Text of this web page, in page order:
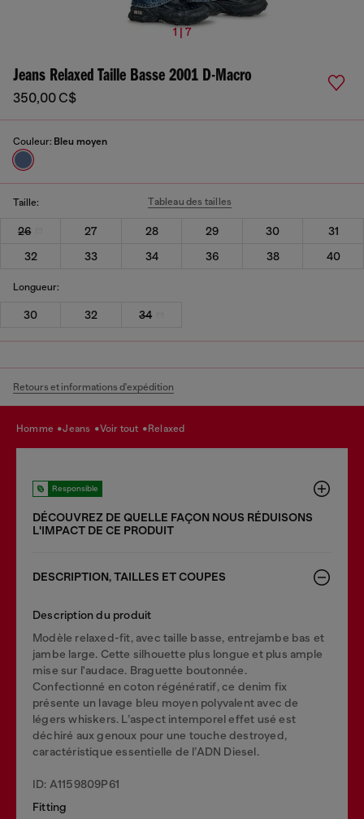
1 | 7
Jeans Relaxed Taille Basse 2001 D-Macro
350,00 C$
Couleur: Bleu moyen
Taille: Tableau des tailles
26 27 28 29 30
31
32
33 34 36 38 40
Longueur:
30 32 34
Retours et informations d'expédition
homme jeans voir tout relaxed
Responsible
DÉCOUVREZ DE QUELLE FAÇON NOUS RÉDUISONS
LʹIMPACT DE CE PRODUIT
DESCRIPTION, TAILLES ET COUPES
Description du produit
Modèle relaxed-fit, avec taille basse, entrejambe bas et
jambe large. Cette silhouette plus longue et plus ample
mise sur l'audace. Braguette boutonnée.
Confectionné en coton régénératif, ce denim fix
présente un lavage bleu moyen polyvalent avec de
légers whiskers. L’aspect intemporel effet usé est
déchiré aux genoux pour une touche destroyed,
caractéristique essentielle de l’ADN Diesel.
ID: A1159809P61
Fitting